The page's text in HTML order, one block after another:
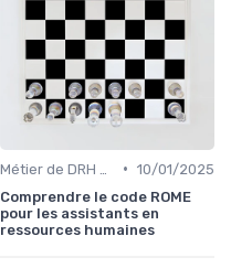
• 10/01/2025
Comprendre le code ROME
pour les assistants en
ressources humaines